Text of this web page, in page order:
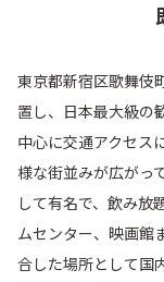
細工町
信濃町
下宮比町
新大久保
東京都新宿区歌舞伎
置し、日本最大級の
中心に交通アクセス
様な街並みが広がっ
して有名で、飲み放
ムセンター、映画館
合した場所として国